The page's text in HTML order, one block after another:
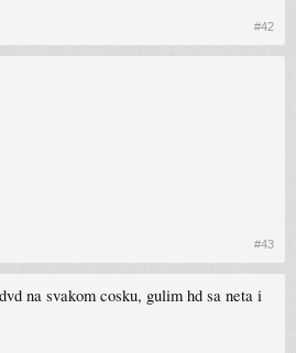
#42
#43
na svakom cosku, gulim hd sa neta i